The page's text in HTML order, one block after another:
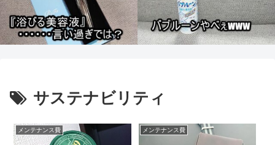
サステナビリティ
メンテナンス費 メンテナンス費